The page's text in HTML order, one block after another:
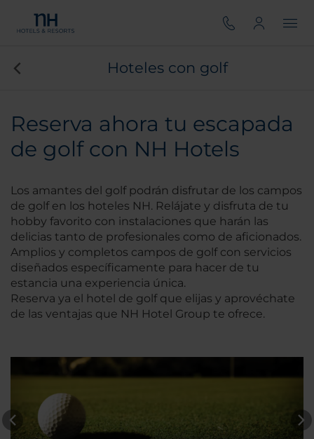
Hoteles con golf
Reserva ahora tu escapada
de golf con NH Hotels
Los amantes del golf podrán disfrutar de los campos
de golf en los hoteles NH. Relájate y disfruta de tu
hobby favorito con instalaciones que harán las
delicias tanto de profesionales como de aficionados.
Amplios y completos campos de golf con servicios
diseñados específicamente para hacer de tu
estancia una experiencia única.
Reserva ya el hotel de golf que elijas y aprovéchate
de las ventajas que NH Hotel Group te ofrece.